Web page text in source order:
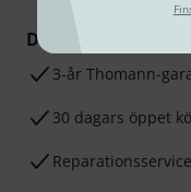
Dina fördelar
3-år Thomann-
30 dagars öppet
Reparationsservice